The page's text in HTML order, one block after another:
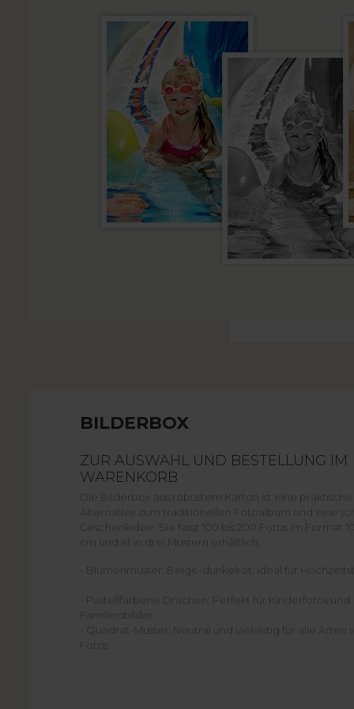
BILDERBOX
ZUR AUSWAHL UND BESTELLUNG IM
WARENKORB
Die Bilderbox aus robustem Karton ist eine praktische
Alternative zum traditionellen Fotoalbum und eine
Geschenkidee. Sie fasst 100 bis 200 Fotos im Format 10
cm und ist in drei Mustern erhältlich:
- Blumenmuster: Beige-dunkelrot, ideal für
- Pastellfarbene Drachen: Perfekt für Kinderfotos und
Familienbilder
- Quadrat-Muster: Neutral und vielseitig für alle Arten
Fotos